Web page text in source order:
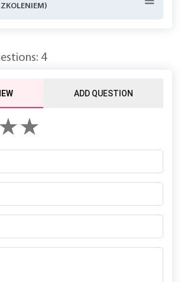
4
ADD QUESTION